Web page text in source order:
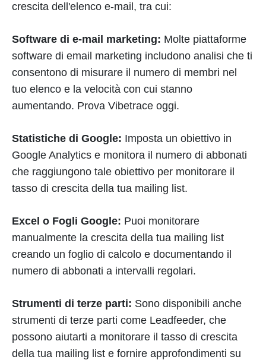
crescita dell'elenco e-mail, tra cui:
Software di e-mail marketing: Molte piattaforme
software di email marketing includono analisi che ti
consentono di misurare il numero di membri nel
tuo elenco e la velocità con cui stanno
aumentando. Prova Vibetrace oggi.
Statistiche di Google: Imposta un obiettivo in
Google Analytics e monitora il numero di abbonati
che raggiungono tale obiettivo per monitorare il
tasso di crescita della tua mailing list.
Excel o Fogli Google: Puoi monitorare
manualmente la crescita della tua mailing list
creando un foglio di calcolo e documentando il
numero di abbonati a intervalli regolari.
Strumenti di terze parti: Sono disponibili anche
strumenti di terze parti come Leadfeeder, che
possono aiutarti a monitorare il tasso di crescita
della tua mailing list e fornire approfondimenti su